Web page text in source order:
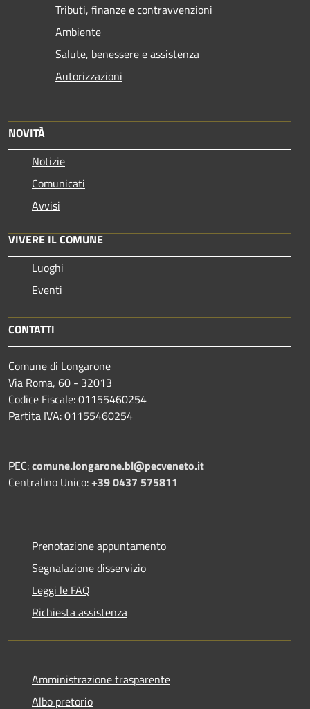
Tributi, finanze e contravvenzioni
Ambiente
Salute, benessere e assistenza
Autorizzazioni
NOVITÀ
Notizie
Comunicati
Avvisi
VIVERE IL COMUNE
Luoghi
Eventi
CONTATTI
Comune di Longarone
Via Roma, 60 - 32013
Codice Fiscale: 01155460254
Partita IVA: 01155460254
PEC:comune.longarone.bl@pecveneto.it
Centralino Unico:+39 0437 575811
Prenotazione appuntamento
Segnalazione disservizio
Leggi le FAQ
Richiesta assistenza
Amministrazione trasparente
Albo pretorio